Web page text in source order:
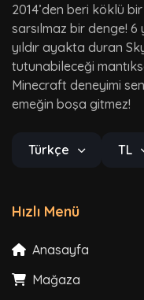
2014’den beri köklü
sarsılmaz bir denge! 6
yıldır ayakta duran
tutunabileceği
Minecraft deneyimi
emeğin boşa gitmez!
Türkçe TL
Hızlı Menü
Anasayfa
Mağaza